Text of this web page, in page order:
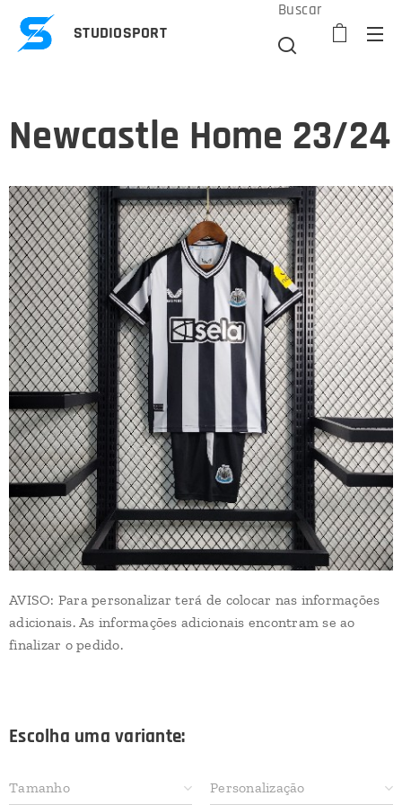
STUDIOSPORT
Buscar
Newcastle Home 23/24
AVISO: Para personalizar terá de colocar nas informações
adicionais. As informações adicionais encontram se ao
finalizar o pedido.
Escolha uma variante:
Tamanho Personalização